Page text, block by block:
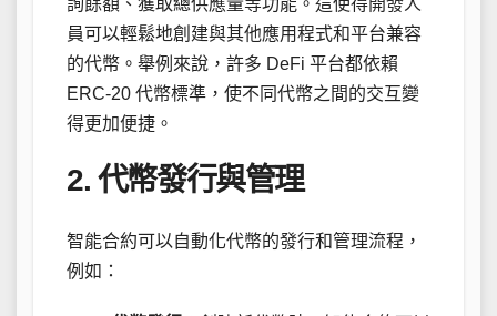
詢餘額、獲取總供應量等功能。這使得開發人
員可以輕鬆地創建與其他應用程式和平台兼容
的代幣。舉例來說，許多 DeFi 平台都依賴
ERC-20 代幣標準，使不同代幣之間的交互變
得更加便捷。
2. 代幣發行與管理
智能合約可以自動化代幣的發行和管理流程，
例如：